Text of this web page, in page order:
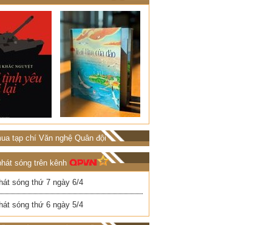
tạp chí Văn nghệ Quân đội
sóng trên kênh
sóng thứ 7 ngày 6/4
sóng thứ 6 ngày 5/4